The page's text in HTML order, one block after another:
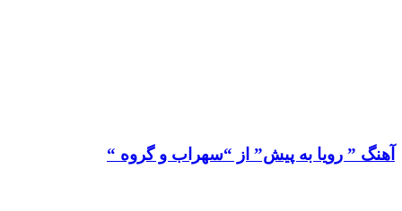
آهنگ ” رویا به پیش” از “سهراب و گروه “